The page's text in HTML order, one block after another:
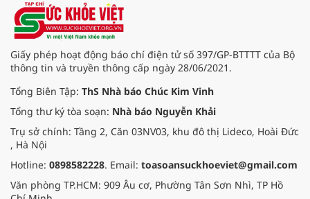
nhờ vào hiệu quả rõ rệt và những
giá trị thực tiễn mà sản phẩm này
mang lại.
Giấy phép hoạt động báo chí điện tử số 397/GP-BTTTT của Bộ
thông tin và truyền thông cấp ngày 28/06/2021.
Tổng Biên Tập: ThS Nhà báo Chúc Kim Vinh
Tổng thư ký tòa soạn: Nhà báo Nguyễn Khải
Trụ sở chính: Tầng 2, Căn 03NV03, khu đô thị Lideco, Hoài Đức
, Hà Nội
Hotline: 0898582228. Email: toasoansuckhoeviet@gmail.com
Văn phòng TP.HCM: 909 Âu cơ, Phường Tân Sơn Nhì, TP Hồ